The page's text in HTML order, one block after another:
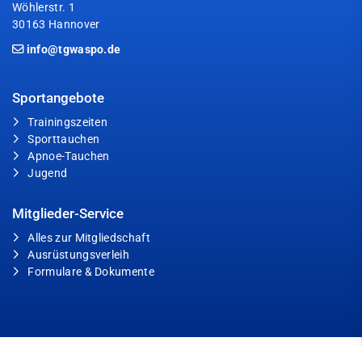
Wöhlerstr. 1
30163 Hannover
info@tgwaspo.de
Sportangebote
Trainingszeiten
Sporttauchen
Apnoe-Tauchen
Jugend
Mitglieder-Service
Alles zur Mitgliedschaft
Ausrüstungsverleih
Formulare & Dokumente